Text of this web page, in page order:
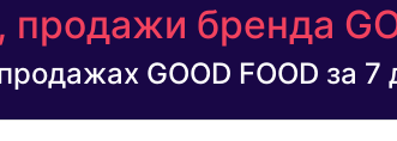
продажи бренда
GOOD FOOD за